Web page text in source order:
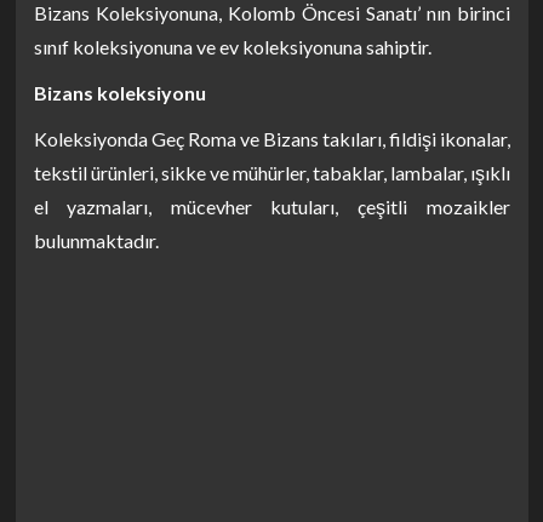
Bizans Koleksiyonuna, Kolomb Öncesi Sanatı’ nın birinci
sınıf koleksiyonuna ve ev koleksiyonuna sahiptir.
Bizans koleksiyonu
Koleksiyonda Geç Roma ve Bizans takıları, fildişi ikonalar,
tekstil ürünleri, sikke ve mühürler, tabaklar, lambalar, ışıklı
el yazmaları, mücevher kutuları, çeşitli mozaikler
bulunmaktadır.